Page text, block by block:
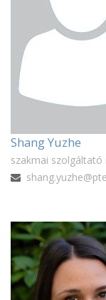
Shang Yuzhe
szakmai szolgáltató